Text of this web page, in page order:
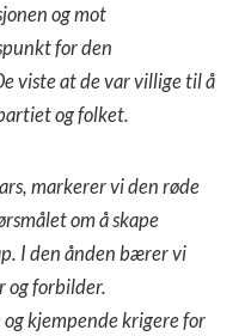
og mot
for den
viste at de var villige til å
og folket.
markerer vi den røde
om å skape
I den ånden bærer vi
og forbilder.
kjempende krigere for